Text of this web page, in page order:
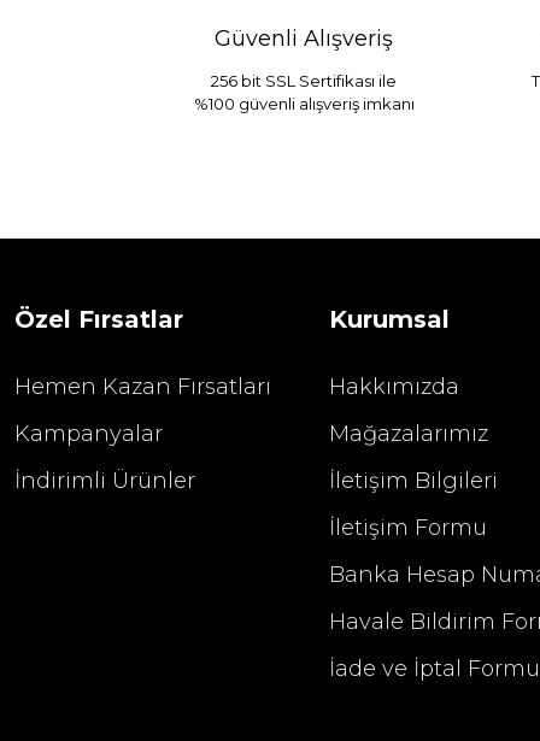
2.400,00 TL
Güvenli Alışveriş
256 bit SSL Sertifikası ile
%100 güvenli alışveriş imkanı
Özel Fırsatlar
Hemen Kazan Fırsatları
Kampanyalar
İndirimli Ürünler
Kurumsal
Hakkımızda
Mağazalarımız
İletişim Bilgileri
İletişim Formu
Banka Hesap
Havale Bildirim
İade ve İptal Formu